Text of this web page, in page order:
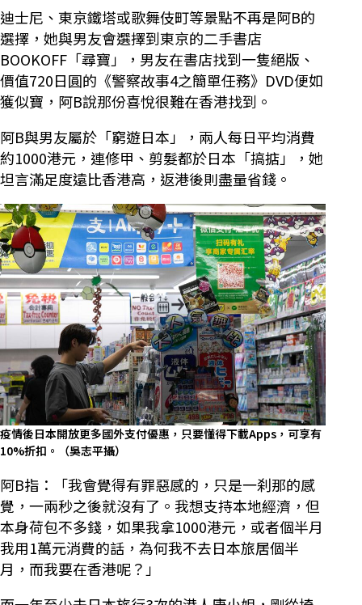
迪士尼、東京鐵塔或歌舞伎町等景點不再是阿B的
選擇，她與男友會選擇到東京的二手書店
BOOKOFF「尋寶」，男友在書店找到一隻絕版、
價值720日圓的《警察故事4之簡單任務》DVD便如
獲似寶，阿B說那份喜悅很難在香港找到。
阿B與男友屬於「窮遊日本」，兩人每日平均消費
約1000港元，連修甲、剪髮都於日本「搞掂」，她
坦言滿足度遠比香港高，返港後則盡量省錢。
疫情後日本開放更多國外支付優惠，只要懂得下載Apps，可享有
10%折扣。（吳志平攝）
阿B指：「我會覺得有罪惡感的，只是一刹那的感
覺，一兩秒之後就沒有了。我想支持本地經濟，但
本身荷包不多錢，如果我拿1000港元，或者個半月
我用1萬元消費的話，為何我不去日本旅居個半
月，而我要在香港呢？」